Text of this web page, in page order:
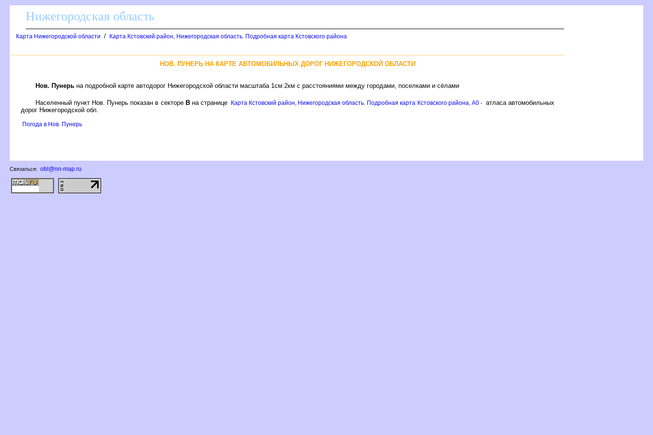
Нижегородская область
Карта Нижегородской области / Карта Кстовский район, Нижегородская область. Подробная карта Кстовского района
НОВ. ПУНЕРЬ НА КАРТЕ АВТОМОБИЛЬНЫХ ДОРОГ НИЖЕГОРОДСКОЙ ОБЛАСТИ
Нов. Пунерь на подробной карте автодорог Нижегородской области масштаба 1см:2км с расстояниями между городами, поселками и сёлами
Населенный пункт Нов. Пунерь показан в секторе на странице Карта Кстовский район, Нижегородская область. Подробная карта Кстовского района, A0 - атласа автомобильных
дорог Нижегородской обл.
Погода в Нов. Пунерь
Связаться: obl@nn-map.ru